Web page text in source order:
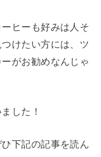
ヒーも好みは人そ
けたい方には、ツ
がお勧めなんじゃ
した！
下記の記事を読ん